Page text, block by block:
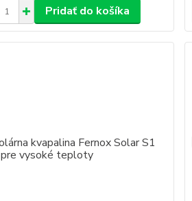
Pridať do košíka